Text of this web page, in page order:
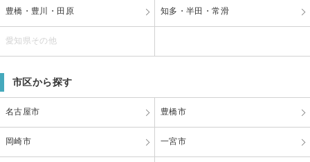
豊橋・豊川・田原 知多・半田・常滑
愛知県その他
市区から探す
名古屋市 豊橋市
岡崎市 一宮市